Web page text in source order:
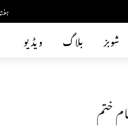
ویڈیو بلاگ شوبز
ختم